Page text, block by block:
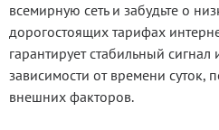
всемирную сеть и забудьте о
дорогостоящих тарифах
гарантирует стабильный сигнал
зависимости от времени суток,
внешних факторов.